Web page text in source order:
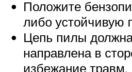
Положите
либо устойчивую
Цепь пилы
направлена в
избежание травм.